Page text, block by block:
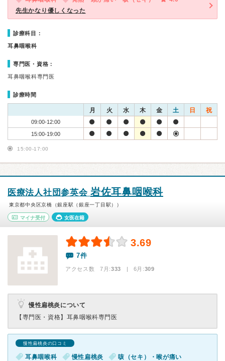
先生かなり優しくなった
診療科目：
耳鼻咽喉科
専門医・資格：
耳鼻咽喉科専門医
診療時間
月 火 水 木 金 土 日 祝
09:00-12:00
15:00-19:00
15:00-17:00
医療法人社団参英会 岩佐耳鼻咽喉科
東京都中央区京橋（銀座駅（銀座一丁目駅））
マイナ受付 女医在籍
3.69
7件
アクセス数 7月:333 | 6月:309
慢性扁桃炎について
【専門医・資格】 耳鼻咽喉科専門医
慢性扁桃炎の口コミ
耳鼻咽喉科 慢性扁桃炎
咳（セキ）・喉が痛い